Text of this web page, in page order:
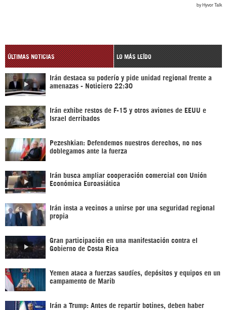
ÚLTIMAS NOTICIAS LO MÁS LEÍDO
Irán destaca su poderío y pide unidad regional frente a
amenazas - Noticiero 22:30
Irán exhibe restos de F-15 y otros aviones de EEUU e
Israel derribados
Pezeshkian: Defendemos nuestros derechos, no nos
doblegamos ante la fuerza
Irán busca ampliar cooperación comercial con Unión
Económica Euroasiática
Irán insta a vecinos a unirse por una seguridad regional
propia
Gran participación en una manifestación contra el
Gobierno de Costa Rica
Yemen ataca a fuerzas saudíes, depósitos y equipos en un
campamento de Marib
Irán a Trump: Antes de repartir botines, deben haber